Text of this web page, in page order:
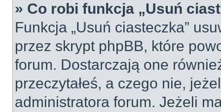
» Co robi funkcja „Usuń
Funkcja „Usuń ciasteczka”
przez skrypt phpBB, które
forum. Dostarczają one
przeczytałeś, a czego nie,
administratora forum. Jeżeli